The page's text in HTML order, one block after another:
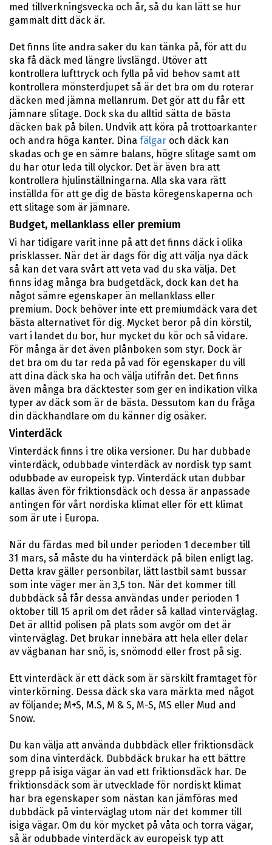
med tillverkningsvecka och år, så du kan lätt se hur
gammalt ditt däck är.
Det finns lite andra saker du kan tänka på, för att du
ska få däck med längre livslängd. Utöver att
kontrollera lufttryck och fylla på vid behov samt att
kontrollera mönsterdjupet så är det bra om du roterar
däcken med jämna mellanrum. Det gör att du får ett
jämnare slitage. Dock ska du alltid sätta de bästa
däcken bak på bilen. Undvik att köra på trottoarkanter
och andra höga kanter. Dina fälgar och däck kan
skadas och ge en sämre balans, högre slitage samt om
du har otur leda till olyckor. Det är även bra att
kontrollera hjulinställningarna. Alla ska vara rätt
inställda för att ge dig de bästa köregenskaperna och
ett slitage som är jämnare.
Budget, mellanklass eller premium
Vi har tidigare varit inne på att det finns däck i olika
prisklasser. När det är dags för dig att välja nya däck
så kan det vara svårt att veta vad du ska välja. Det
finns idag många bra budgetdäck, dock kan det ha
något sämre egenskaper än mellanklass eller
premium. Dock behöver inte ett premiumdäck vara det
bästa alternativet för dig. Mycket beror på din körstil,
vart i landet du bor, hur mycket du kör och så vidare.
För många är det även plånboken som styr. Dock är
det bra om du tar reda på vad för egenskaper du vill
att dina däck ska ha och välja utifrån det. Det finns
även många bra däcktester som ger en indikation vilka
typer av däck som är de bästa. Dessutom kan du fråga
din däckhandlare om du känner dig osäker.
Vinterdäck
Vinterdäck finns i tre olika versioner. Du har dubbade
vinterdäck, odubbade vinterdäck av nordisk typ samt
odubbade av europeisk typ. Vinterdäck utan dubbar
kallas även för friktionsdäck och dessa är anpassade
antingen för vårt nordiska klimat eller för ett klimat
som är ute i Europa.
När du färdas med bil under perioden 1 december till
31 mars, så måste du ha vinterdäck på bilen enligt lag.
Detta krav gäller personbilar, lätt lastbil samt bussar
som inte väger mer än 3,5 ton. När det kommer till
dubbdäck så får dessa användas under perioden 1
oktober till 15 april om det råder så kallad vinterväglag.
Det är alltid polisen på plats som avgör om det är
vinterväglag. Det brukar innebära att hela eller delar
av vägbanan har snö, is, snömodd eller frost på sig.
Ett vinterdäck är ett däck som är särskilt framtaget för
vinterkörning. Dessa däck ska vara märkta med något
av följande; M+S, M.S, M & S, M-S, MS eller Mud and
Snow.
Du kan välja att använda dubbdäck eller friktionsdäck
som dina vinterdäck. Dubbdäck brukar ha ett bättre
grepp på isiga vägar än vad ett friktionsdäck har. De
friktionsdäck som är utvecklade för nordiskt klimat
har bra egenskaper som nästan kan jämföras med
dubbdäck på vinterväglag utom när det kommer till
isiga vägar. Om du kör mycket på våta och torra vägar,
så är odubbade vinterdäck av europeisk typ att